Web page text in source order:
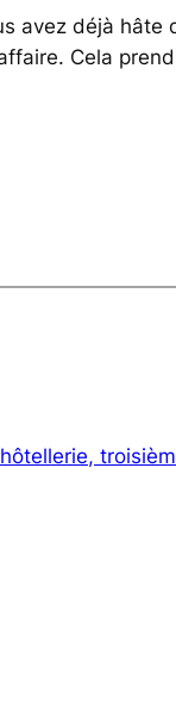
avez déjà hâte
Cela